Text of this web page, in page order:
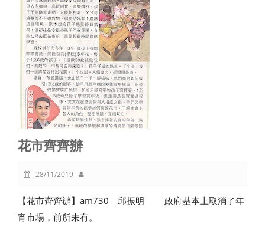
花市齊齊辦
28/11/2019
【花市齊齊辦】am730 邱振明 政府基本上取消了年
宵市場，前所未有。